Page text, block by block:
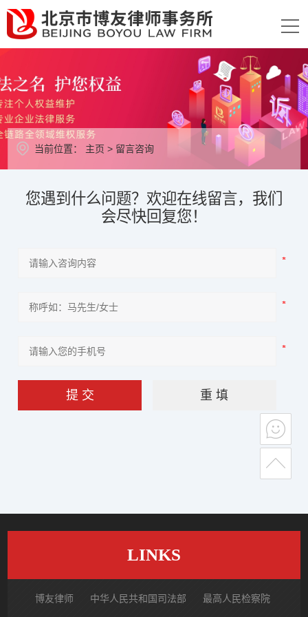
当前位置： 主页 > 留言咨询
您遇到什么问题？欢迎在线留言，我们
会尽快回复您！
LINKS
博友律师 中华人民共和国司法部 最高人民检察院